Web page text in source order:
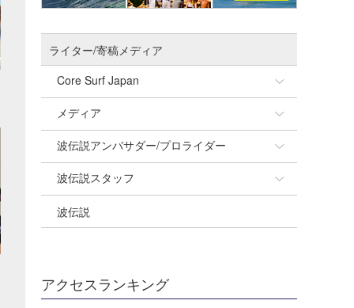
ライター/寄稿メディア
Core Surf Japan
Naoya Kimoto
mitsuteru Kamio
Yasunari Inoue
Yoshiyuki Obata
DELTA FORCE SURF
メディア
SURFMEDIA
Colors MAGAZINE
WAVAL
波伝説アンバサダー/プロライダー
福島寿実子
中浦“JET”章
進士剛光
波伝説スタッフ
☆加藤
Aichan
波伝説
アクセスランキング